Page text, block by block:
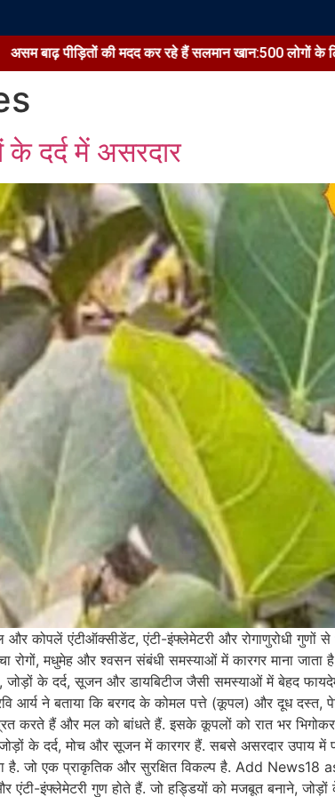
बाढ़ पीड़ितों की मदद कर रहे हैं सलमान खान:500 लोगों के लिए
के दर्द में असरदार
एंटीऑक्सीडेंट, एंटी-इंफ्लेमेटरी और रोगाणुरोधी गुणों से
रोगों, मधुमेह और श्वसन संबंधी समस्याओं में कारगर माना
जोड़ों के दर्द, सूजन और डायबिटीज जैसी समस्याओं में बेहद
आर्य ने बताया कि बरगद के कोमल पत्ते (कूपल) और दूध
करते हैं और मल को बांधते हैं. इसके कूपलों को रात भर
के दर्द, मोच और सूजन में कारगर हैं. सबसे असरदार उपाय में
है. जो एक प्राकृतिक और सुरक्षित विकल्प है. Add
इंफ्लेमेटरी गुण होते हैं. जो हड्डियों को मजबूत बनाने,